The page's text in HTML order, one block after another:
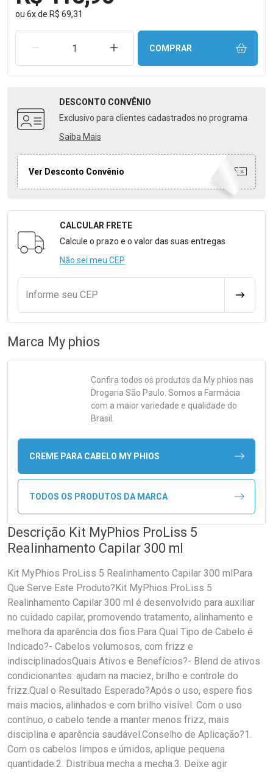
ou 6xde R$ 69,31
REMOVER UMA UNIDADEAUMENTAR UMA UNIDADE
COMPRAR
DESCONTO CONVÊNIO
Exclusivo para clientes cadastrados no programa
Saiba Mais
Ver Desconto Convênio
Formulário para Calcular o Frete
CALCULAR FRETE
Calcule o prazo e o valor das suas entregas
Não sei meu CEP
Informe seu CEP
Marca My phios
Confira todos os produtos da My phios nas
Drogaria São Paulo. Somos a Farmácia
com a maior variedade e qualidade do
Brasil.
CREME PARA CABELO MY PHIOS
TODOS OS PRODUTOS DA MARCA
Descrição Kit MyPhios ProLiss 5
Realinhamento Capilar 300 ml
Kit MyPhios ProLiss 5 Realinhamento Capilar 300 mlPara
Que Serve Este Produto?Kit MyPhios ProLiss 5
Realinhamento Capilar 300 ml é desenvolvido para auxiliar
no cuidado capilar, promovendo tratamento, alinhamento e
melhora da aparência dos fios.Para Qual Tipo de Cabelo é
Indicado?- Cabelos volumosos, com frizz e
indisciplinadosQuais Ativos e Benefícios?- Blend de ativos
condicionantes: ajudam na maciez, brilho e controle do
frizz.Qual o Resultado Esperado?Após o uso, espere fios
mais macios, alinhados e com brilho visível. Com o uso
contínuo, o cabelo tende a manter menos frizz, mais
disciplina e aparência saudável.Conselho de Aplicação?1.
Com os cabelos limpos e úmidos, aplique pequena
quantidade.2. Distribua mecha a mecha.3. Deixe agir